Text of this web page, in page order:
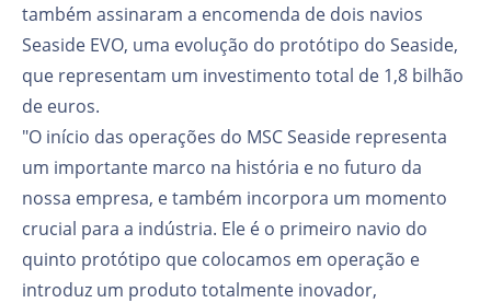
também assinaram a encomenda de dois navios
Seaside EVO, uma evolução do protótipo do Seaside,
que representam um investimento total de 1,8 bilhão
de euros.
"O início das operações do MSC Seaside representa
um importante marco na história e no futuro da
nossa empresa, e também incorpora um momento
crucial para a indústria. Ele é o primeiro navio do
quinto protótipo que colocamos em operação e
introduz um produto totalmente inovador,